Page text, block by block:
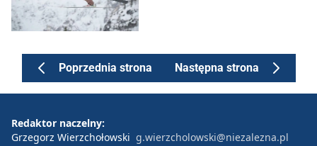
Poprzednia strona Następna strona
Redaktor naczelny:
Grzegorz Wierzchołowski g.wierzcholowski@niezalezna.pl